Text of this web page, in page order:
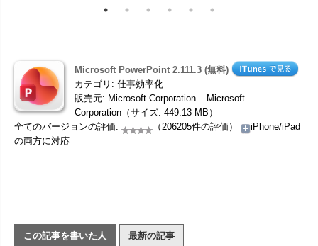
Microsoft PowerPoint 2.111.3 (無料)
カテゴリ: 仕事効率化
販売元: Microsoft Corporation – Microsoft
Corporation（サイズ: 449.13 MB）
全てのバージョンの評価:
（206205件の評価）
iPhone/iPad
の両方に対応
この記事を書いた人 最新の記事